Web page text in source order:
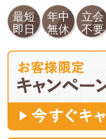
最短
即日
年中
無休
立会
不要